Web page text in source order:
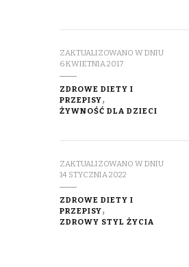
ZAKTUALIZOWANO W DNIU
6 KWIETNIA 2017
ZDROWE DIETY I
PRZEPISY
ŻYWNOŚĆ DLA DZIECI
ZAKTUALIZOWANO W DNIU
14 STYCZNIA 2022
ZDROWE DIETY I
PRZEPISY
ZDROWY STYL ŻYCIA